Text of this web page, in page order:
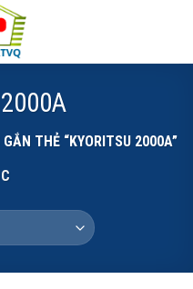
THẺ “KYORITSU 2000A”